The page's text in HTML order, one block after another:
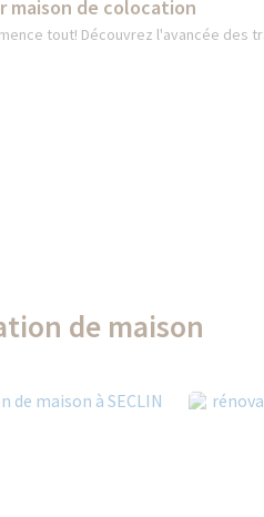
maison de colocation
tout! Découvrez l'avancée des
de maison